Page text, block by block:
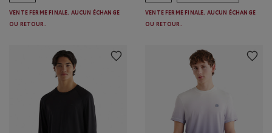
VENTE FERME FINALE. AUCUN ÉCHANGE
OU RETOUR.
VENTE FERME FINALE. AUCUN ÉCHANGE
OU RETOUR.